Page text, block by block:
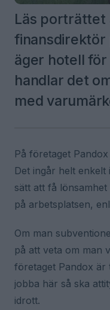
Läs porträttet
finansdirektör
äger hotell
handlar det
med
På företaget
Det ingår helt
sätt att få
på arbetsplatsen,
Om man
på att veta om man
företaget Pandox
jobba här så ska
idrott.